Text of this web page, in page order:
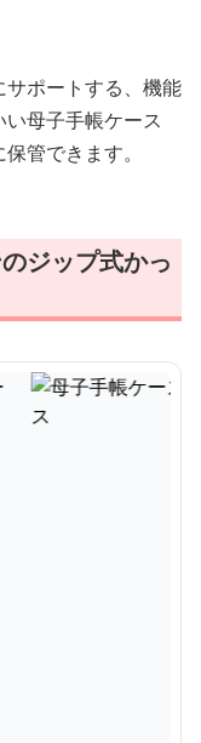
ポートする、機能
母子手帳ケース
管できます。
ジップ式かっ